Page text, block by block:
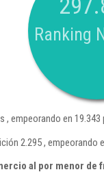
Ranking
, empeorando en
2.295 , empeorando
al por menor de